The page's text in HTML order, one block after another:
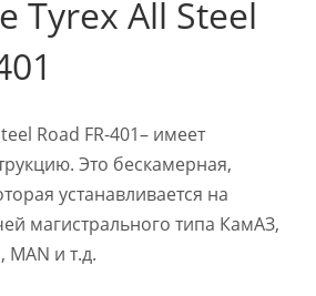
Tyrex All Steel
Road FR-401– имеет
Это бескамерная,
устанавливается на
магистрального типа КамАЗ,
и т.д.